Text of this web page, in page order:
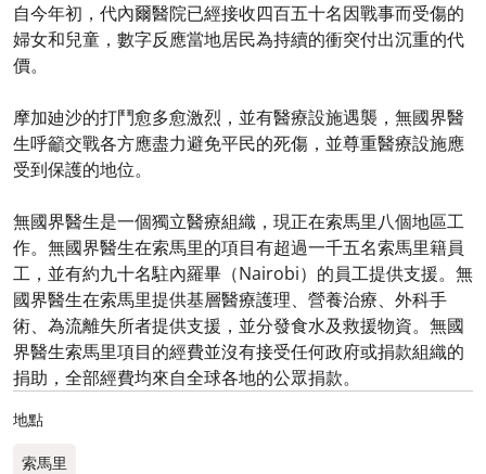
自今年初，代內爾醫院已經接收四百五十名因戰事而受傷的
婦女和兒童，數字反應當地居民為持續的衝突付出沉重的代
價。
摩加廸沙的打鬥愈多愈激烈，並有醫療設施遇襲，無國界醫
生呼籲交戰各方應盡力避免平民的死傷，並尊重醫療設施應
受到保護的地位。
無國界醫生是一個獨立醫療組織，現正在索馬里八個地區工
作。無國界醫生在索馬里的項目有超過一千五名索馬里籍員
工，並有約九十名駐內羅畢（Nairobi）的員工提供支援。無
國界醫生在索馬里提供基層醫療護理、營養治療、外科手
術、為流離失所者提供支援，並分發食水及救援物資。無國
界醫生索馬里項目的經費並沒有接受任何政府或捐款組織的
捐助，全部經費均來自全球各地的公眾捐款。
地點
索馬里